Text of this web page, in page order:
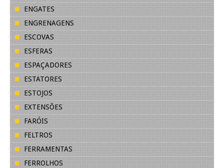
ENGATES
ENGRENAGENS
ESCOVAS
ESFERAS
ESPAÇADORES
ESTATORES
ESTOJOS
EXTENSÕES
FARÓIS
FELTROS
FERRAMENTAS
FERROLHOS